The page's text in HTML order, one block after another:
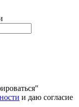
и даю согласие